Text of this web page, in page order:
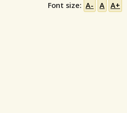
Font size: A- A A+